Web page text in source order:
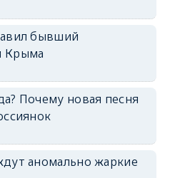
бывший
Крыма
Почему новая песня
аномально жаркие